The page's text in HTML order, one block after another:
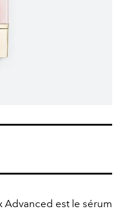
Advanced est le sérum